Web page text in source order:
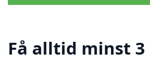
Få alltid minst 3